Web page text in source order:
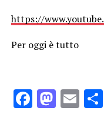
https://
Per oggi è tutto
Facebook